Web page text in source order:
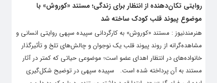
روایتی تکان‌دهنده از انتظار برای زندگی؛ مستند «کوروش» با
موضوع پیوند قلب کودک ساخته شد
هنرمندنیوز : مستند «کوروش» به کارگردانی سپیده سپهی روایتی انسانی و
مشاهده‌گرانه از روند پیوند قلب یک نوجوان و چالش‌های تلخ و تأثیرگذار
خانواده‌های در انتظار اهدای عضو است؛ موضوعی حیاتی که کمتر در آثار
مستند به آن پرداخته شده است. سپیده سپهی در توضیح شکل‌گیری